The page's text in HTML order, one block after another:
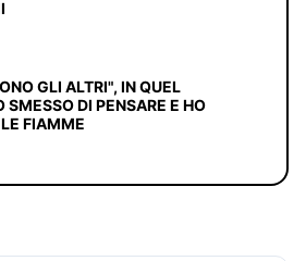
GLI ALTRI", IN QUEL
SMESSO DI PENSARE E HO
FIAMME